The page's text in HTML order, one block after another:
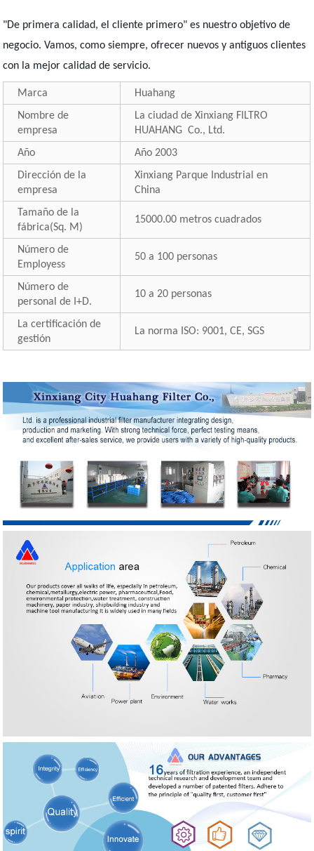
"De primera calidad, el cliente primero" es nuestro objetivo de
negocio. Vamos, como siempre, ofrecer nuevos y antiguos clientes
con la mejor calidad de servicio.
Marca
Huahang
Nombre de
empresa
La ciudad de Xinxiang FILTRO
HUAHANG Co., Ltd.
Año
Año 2003
Dirección de la
empresa
Xinxiang Parque Industrial en
China
Tamaño de la
fábrica(Sq. M)
15000.00 metros cuadrados
Número de
Employess
50 a 100 personas
Número de
personal de I+D.
10 a 20 personas
La certificación de
gestión
La norma ISO: 9001, CE, SGS